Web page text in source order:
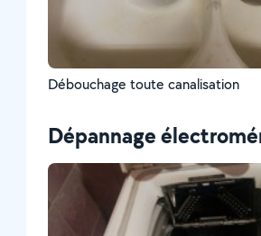
Débouchage toute canalisation
Dépannage